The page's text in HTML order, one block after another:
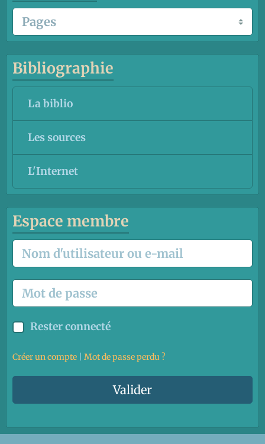
Bibliographie
La biblio
Les sources
L'Internet
Espace membre
Rester connecté
Créer un compte Mot de passe perdu ?
Valider